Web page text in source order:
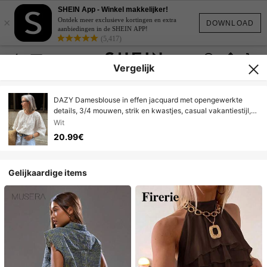
DOWNLOAD
×
SHEIN App - Winkel makkelijker!
Ontdek meer exclusieve kortingen en extra
aanbiedingen in de SHEIN APP!
(5,417)
Vergelijk
DAZY Damesblouse in effen jacquard met opengewerkte
details, 3/4 mouwen, strik en kwastjes, casual vakantiestijl,
lente/zomer, boho
Wit
20.99€
Gelijkaardige items